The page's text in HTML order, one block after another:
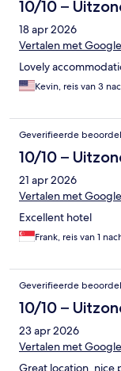
10/10 –
18 apr 2026
Vertalen met Google
Lovely
Kevin, reis van 3
Geverifieerde
10/10 –
21 apr 2026
Vertalen met Google
Excellent hotel
Frank, reis van 1
Geverifieerde
10/10 –
23 apr 2026
Vertalen met Google
Great location, nice